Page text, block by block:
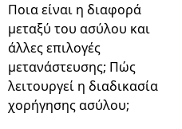
Ποια είναι η διαφορά
μεταξύ του ασύλου και
άλλες επιλογές
μετανάστευσης; Πώς
λειτουργεί η διαδικασία
χορήγησης ασύλου;